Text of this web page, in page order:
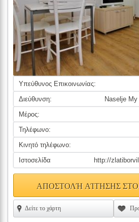
Υπεύθυνος Επικοινωνίας:
Διεύθυνση:
Naselje
Μέρος:
Τηλέφωνο:
Κινητό τηλέφωνο:
Ιστοσελίδα
http://
ΑΠΟΣΤΟΛΉ ΑΊΤΗΣΗΣ
Δείτε το χάρτη